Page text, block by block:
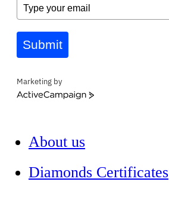
Submit
Marketing by
ActiveCampaign
About us
Diamonds Certificates